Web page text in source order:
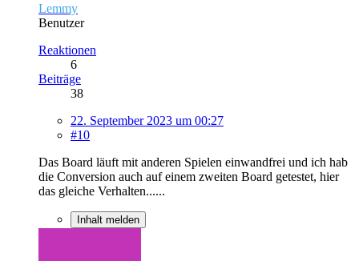
Lemmy
Benutzer
Reaktionen
6
Beiträge
38
22. September 2023 um 00:27
#10
Das Board läuft mit anderen Spielen einwandfrei und ich hab
die Conversion auch auf einem zweiten Board getestet, hier
das gleiche Verhalten......
Inhalt melden